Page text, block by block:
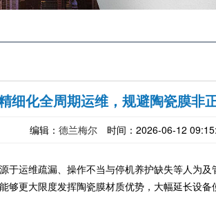
细化全周期运维，规避陶瓷膜非
编辑： 德兰梅尔 时间：2026-06-12
运维疏漏、操作不当与停机养护缺失等人为及
更大限度发挥陶瓷膜材质优势，大幅延长设备